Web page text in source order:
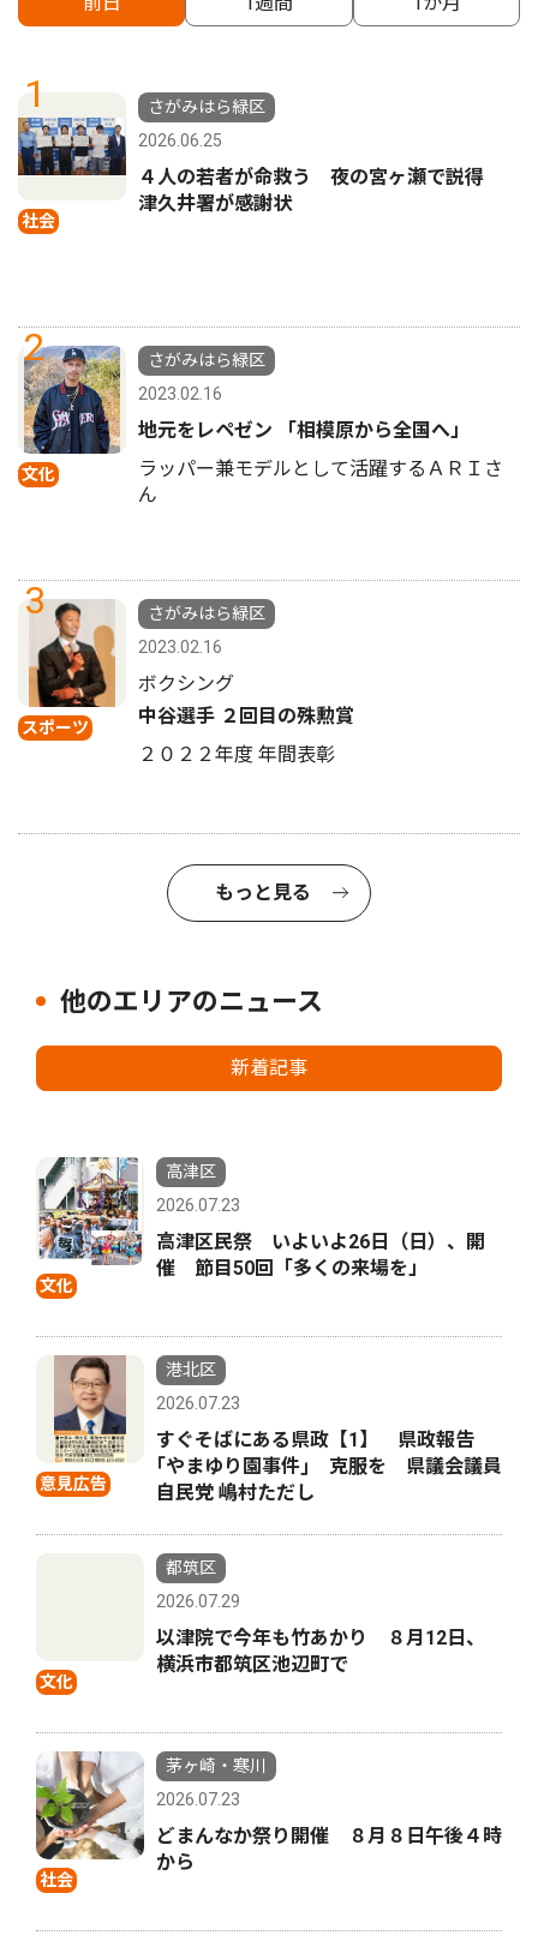
1
社会
さがみはら緑区
2026.06.25
４人の若者が命救う 夜の宮ヶ瀬で説得
津久井署が感謝状
2
文化
さがみはら緑区
2023.02.16
地元をレペゼン 「相模原から全国へ」
ラッパー兼モデルとして活躍するＡＲＩさ
ん
3
スポーツ
さがみはら緑区
2023.02.16
ボクシング
中谷選手 ２回目の殊勲賞
２０２２年度 年間表彰
もっと見る
他のエリアのニュース
新着記事
文化
高津区
2026.07.23
高津区民祭 いよいよ26日（日）、開
催 節目50回「多くの来場を」
意見広告
港北区
2026.07.23
すぐそばにある県政【1】 県政報告
｢やまゆり園事件｣ 克服を 県議会議員
自民党 嶋村ただし
文化
都筑区
2026.07.29
以津院で今年も竹あかり ８月12日、
横浜市都筑区池辺町で
社会
茅ヶ崎・寒川
2026.07.23
どまんなか祭り開催 ８月８日午後４時
から